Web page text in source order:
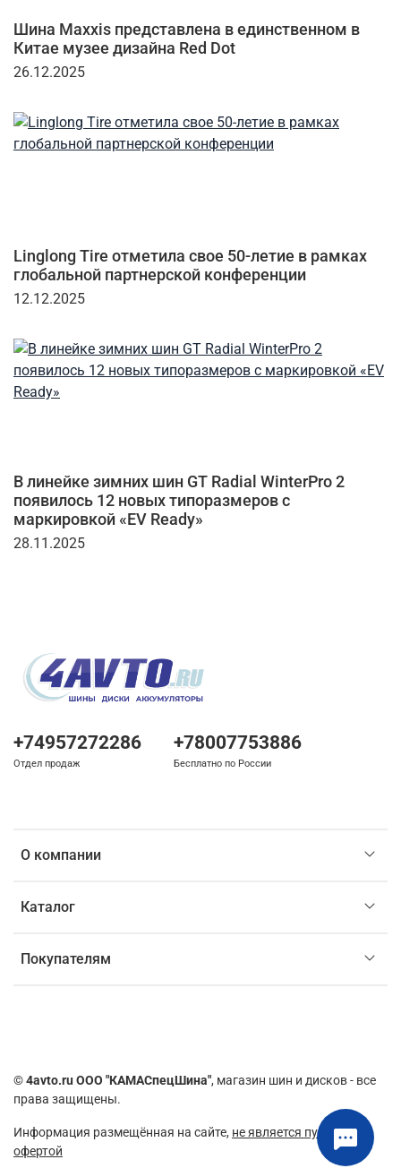
Шина Maxxis представлена в единственном в
Китае музее дизайна Red Dot
26.12.2025
Linglong Tire отметила свое 50-летие в рамках
глобальной партнерской конференции
12.12.2025
В линейке зимних шин GT Radial WinterPro 2
появилось 12 новых типоразмеров с
маркировкой «EV Ready»
28.11.2025
О компании
Каталог
Покупателям
+74957272286
Отдел продаж
+78007753886
Бесплатно по России
©4avto.ru ООО "КАМАСпецШина", магазин шин и дисков - все
права защищены.
Информация размещённая на сайте, не является публичной
офертой